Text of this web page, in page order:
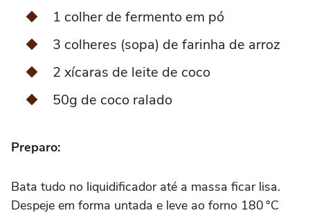
1 colher de fermento em pó
3 colheres (sopa) de farinha de arroz
2 xícaras de leite de coco
50g de coco ralado
Preparo:
Bata tudo no liquidificador até a massa ficar lisa.
Despeje em forma untada e leve ao forno 180 °C